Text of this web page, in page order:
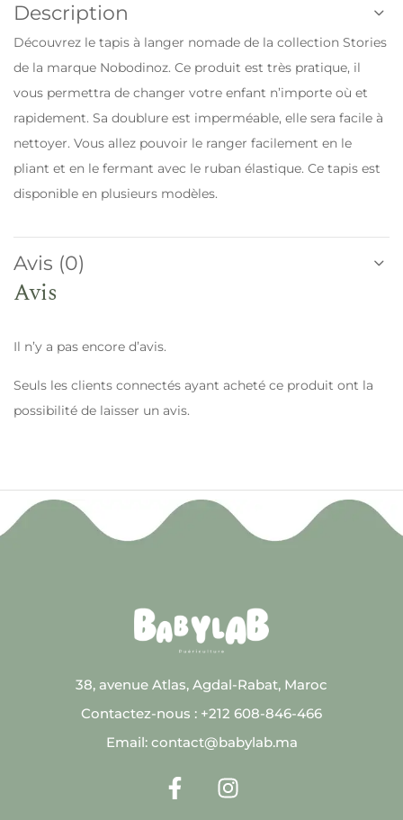
Description
Découvrez le tapis à langer nomade de la collection Stories
de la marque Nobodinoz. Ce produit est très pratique, il
vous permettra de changer votre enfant n’importe où et
rapidement. Sa doublure est imperméable, elle sera facile à
nettoyer. Vous allez pouvoir le ranger facilement en le
pliant et en le fermant avec le ruban élastique. Ce tapis est
disponible en plusieurs modèles.
Avis (0)
Avis
Il n’y a pas encore d’avis.
Seuls les clients connectés ayant acheté ce produit ont la
possibilité de laisser un avis.
38, avenue Atlas, Agdal-Rabat, Maroc
Contactez-nous : +212 608-846-466
Email: contact@babylab.ma